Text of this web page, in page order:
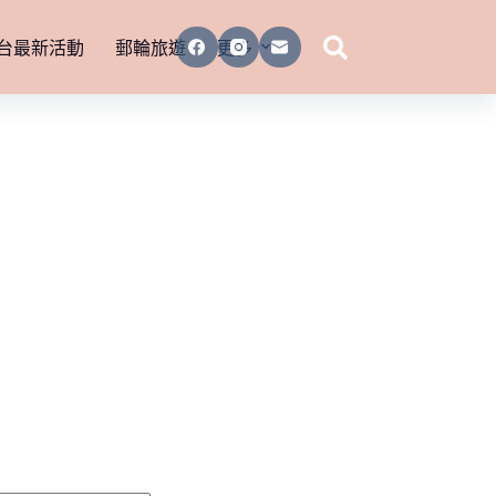
最新活動 郵輪旅遊 更多